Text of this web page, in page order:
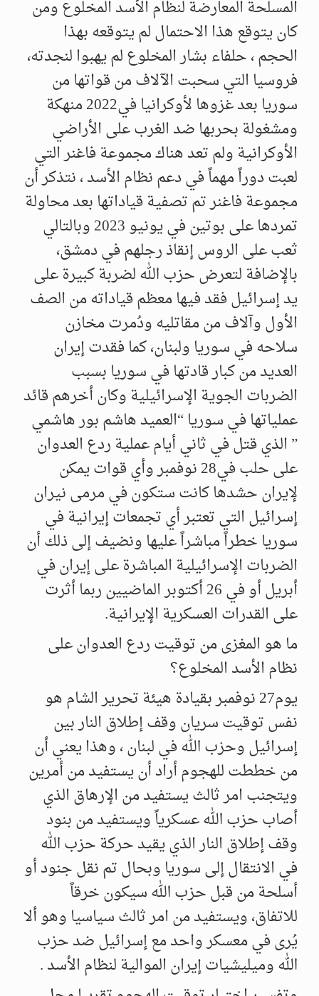
المسلحة المعارضة لنظام الأسد المخلوع ومن
كان يتوقع هذا الاحتمال لم يتوقعه بهذا
الحجم ، حلفاء بشار المخلوع لم يهبوا لنجدته،
فروسيا التي سحبت الآلاف من قواتها من
سوريا بعد غزوها لأوكرانيا في2022 منهكة
ومشغولة بحربها ضد الغرب على الأراضي
الأوكرانية ولم تعد هناك مجموعة فاغنر التي
لعبت دوراً مهماً في دعم نظام الأسد ، نتذكر أن
مجموعة فاغنر تم تصفية قياداتها بعد محاولة
تمردها على بوتين في يونيو 2023 وبالتالي
ثعب على الروس إنقاذ رجلهم في دمشق،
بالإضافة لتعرض حزب الله لضربة كبيرة على
يد إسرائيل فقد فيها معظم قياداته من الصف
الأول وآلاف من مقاتليه ودُمرت مخازن
سلاحه في سوريا ولبنان، كما فقدت إيران
العديد من كبار قادتها في سوريا بسبب
الضربات الجوية الإسرائيلية وكان أخرهم قائد
عملياتها في سوريا “العميد هاشم بور هاشمي
” الذي قتل في ثاني أيام عملية ردع العدوان
على حلب في28 نوفمبر وأي قوات يمكن
لإيران حشدها كانت ستكون في مرمى نيران
إسرائيل التي تعتبر أي تجمعات إيرانية في
سوريا خطراً مباشراً عليها ونضيف إلى ذلك أن
الضربات الإسرائيلية المباشرة على إيران في
أبريل أو في 26 أكتوبر الماضيين ربما أثرت
على القدرات العسكرية الإيرانية.
ما هو المغزى من توقيت ردع العدوان على
نظام الأسد المخلوع؟
يوم27 نوفمبر بقيادة هيئة تحرير الشام هو
نفس توقيت سريان وقف إطلاق النار بين
إسرائيل وحزب الله في لبنان ، وهذا يعني أن
من خططت للهجوم أراد أن يستفيد من أمرين
ويتجنب امر ثالث يستفيد من الإرهاق الذي
أصاب حزب الله عسكرياً ويستفيد من بنود
وقف إطلاق النار الذي يقيد حركة حزب الله
في الانتقال إلى سوريا وبحال تم نقل جنود أو
أسلحة من قبل حزب الله سيكون خرقاً
للاتفاق، ويستفيد من امر ثالث سياسيا وهو ألا
يُرى في معسكر واحد مع إسرائيل ضد حزب
الله وميليشيات إيران الموالية لنظام الأسد .